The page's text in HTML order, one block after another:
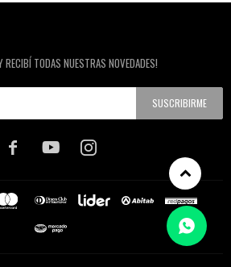
RECIBÍ TODAS NUESTRAS NOVEDADES!
SUSCRIBIRME
  